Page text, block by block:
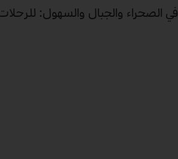
في الصحراء والجبال والسهول: